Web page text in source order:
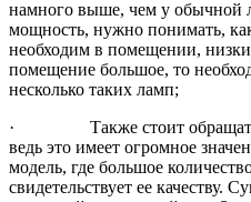
намного выше, чем у обычной
мощность, нужно понимать,
необходим в помещении,
помещение большое, то
несколько таких ламп;
· Также стоит обращать
ведь это имеет огромное
модель, где большое
свидетельствует ее качеству.